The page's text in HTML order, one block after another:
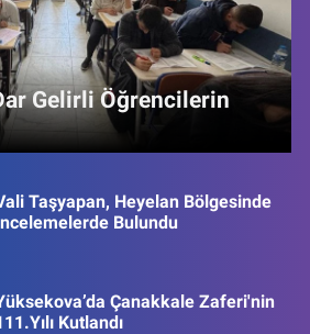
Gelirli Öğrencilerin
Taşyapan, Heyelan Bölgesinde
Bulundu
Çanakkale Zaferi'nin
Kutlandı